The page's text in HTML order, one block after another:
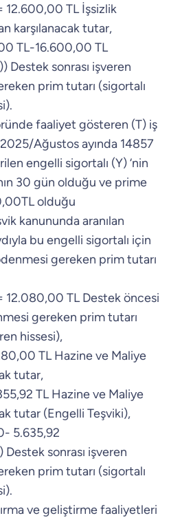
TL İşsizlik
karşılanacak tutar,
TL-16.600,00 TL
sonrası işveren
prim tutarı (sigortalı
faaliyet gösteren (T) iş
Ağustos ayında 14857
engelli sigortalı (Y) ‘nin
30 gün olduğu ve prime
olduğu
kanununda aranılan
bu engelli sigortalı için
gereken prim tutarı
TL Destek öncesi
gereken prim tutarı
hissesi),
TL Hazine ve Maliye
tutar,
TL Hazine ve Maliye
tutar (Engelli Teşviki),
5.635,92
sonrası işveren
prim tutarı (sigortalı
ve geliştirme faaliyetleri